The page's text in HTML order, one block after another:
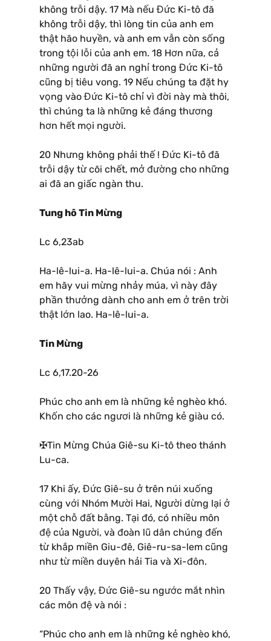
không trỗi dậy. 17 Mà nếu Đức Ki-tô đã
không trỗi dậy, thì lòng tin của anh em
thật hão huyền, và anh em vẫn còn sống
trong tội lỗi của anh em. 18 Hơn nữa, cả
những người đã an nghỉ trong Đức Ki-tô
cũng bị tiêu vong. 19 Nếu chúng ta đặt hy
vọng vào Đức Ki-tô chỉ vì đời này mà thôi,
thì chúng ta là những kẻ đáng thương
hơn hết mọi người.
20 Nhưng không phải thế ! Đức Ki-tô đã
trỗi dậy từ cõi chết, mở đường cho những
ai đã an giấc ngàn thu.
Tung hô Tin Mừng
Lc 6,23ab
Ha-lê-lui-a. Ha-lê-lui-a. Chúa nói : Anh
em hãy vui mừng nhảy múa, vì này đây
phần thưởng dành cho anh em ở trên trời
thật lớn lao. Ha-lê-lui-a.
Tin Mừng
Lc 6,17.20-26
Phúc cho anh em là những kẻ nghèo khó.
Khốn cho các ngươi là những kẻ giàu có.
✠Tin Mừng Chúa Giê-su Ki-tô theo thánh
Lu-ca.
17 Khi ấy, Đức Giê-su ở trên núi xuống
cùng với Nhóm Mười Hai, Người dừng lại ở
một chỗ đất bằng. Tại đó, có nhiều môn
đệ của Người, và đoàn lũ dân chúng đến
từ khắp miền Giu-đê, Giê-ru-sa-lem cũng
như từ miền duyên hải Tia và Xi-đôn.
20 Thấy vậy, Đức Giê-su ngước mắt nhìn
các môn đệ và nói :
“Phúc cho anh em là những kẻ nghèo khó,